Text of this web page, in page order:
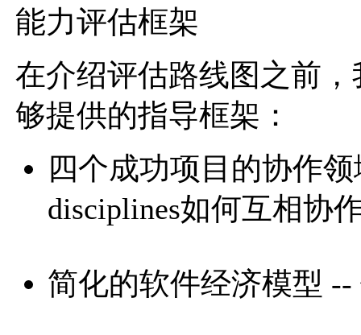
能力评估框架
在介绍评估路线图之前
够提供的指导框架：
四个成功项目的协作
disciplines如何互相协
简化的软件经济模型